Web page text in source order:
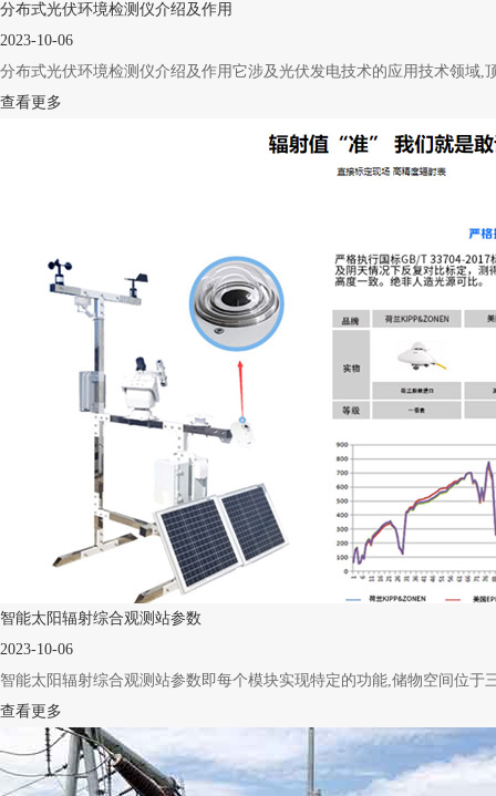
分布式光伏环境检测仪介绍及作用
2023-10-06
分布式光伏环境检测仪介绍及作用它涉及光伏发电技术的应用技术领域,
查看更多
智能太阳辐射综合观测站参数
2023-10-06
智能太阳辐射综合观测站参数即每个模块实现特定的功能,储物空间位于三
查看更多